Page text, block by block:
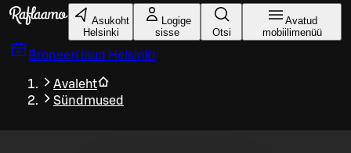
Liigu peamise sisu juurde
Asukoht
Helsinki
Logige
sisse
Otsi
Avatud
mobiilimenüü
Broneeri laud Helsinki
Avaleht
Sündmused